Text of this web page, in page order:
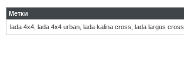
Метки
lada 4х4 lada 4х4 urban lada kalina cross lada largus cross